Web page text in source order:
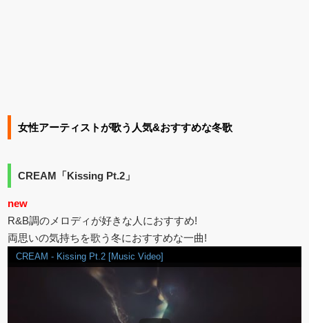
女性アーティストが歌う人気&おすすめな冬歌
CREAM「Kissing Pt.2」
new
R&B調のメロディが好きな人におすすめ!
両思いの気持ちを歌う冬におすすめな一曲!
CREAM - Kissing Pt.2 [Music Video]